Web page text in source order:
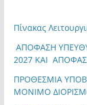
Πίνακας
ΑΠΟΦΑΣΗ
2027 ΚΑΙ
ΠΡΟΘΕΣΜΙΑ
ΜΟΝΙΜΟ